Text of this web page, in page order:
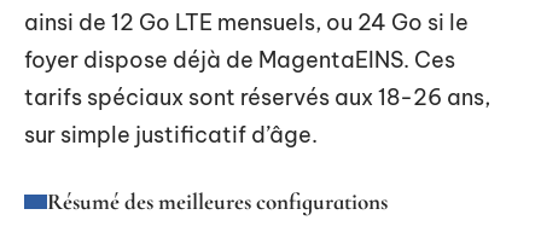
ainsi de 12 Go LTE mensuels, ou 24 Go si le
foyer dispose déjà de MagentaEINS. Ces
tarifs spéciaux sont réservés aux 18-26 ans,
sur simple justificatif d’âge.
Résumé des meilleures configurations